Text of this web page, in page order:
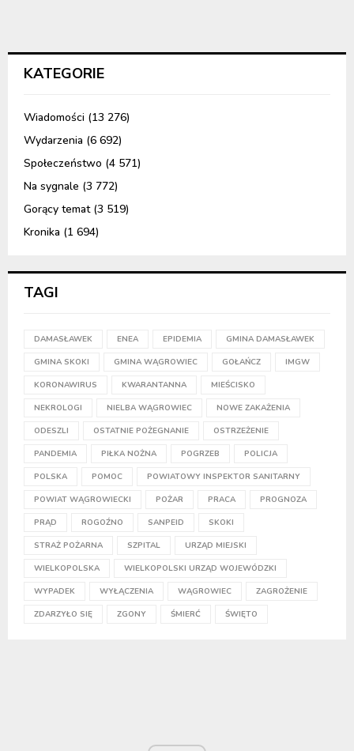
KATEGORIE
Wiadomości (13 276)
Wydarzenia (6 692)
Społeczeństwo (4 571)
Na sygnale (3 772)
Gorący temat(3 519)
Kronika (1 694)
TAGI
DAMASŁAWEK ENEA EPIDEMIA GMINA DAMASŁAWEK
GMINA SKOKI GMINA WĄGROWIEC GOŁAŃCZ IMGW
KORONAWIRUS KWARANTANNA MIEŚCISKO
NEKROLOGI NIELBA WĄGROWIEC NOWE ZAKAŻENIA
ODESZLI OSTATNIE POŻEGNANIE OSTRZEŻENIE
PANDEMIA PIŁKA NOŻNA POGRZEB POLICJA
POLSKA POMOC POWIATOWY INSPEKTOR SANITARNY
POWIAT WĄGROWIECKI POŻAR PRACA PROGNOZA
PRĄD ROGOŹNO SANPEID SKOKI
STRAŻ POŻARNA SZPITAL URZĄD MIEJSKI
WIELKOPOLSKA WIELKOPOLSKI URZĄD WOJEWÓDZKI
WYPADEK WYŁĄCZENIA WĄGROWIEC ZAGROŻENIE
ZDARZYŁO SIĘ ZGONY ŚMIERĆ ŚWIĘTO